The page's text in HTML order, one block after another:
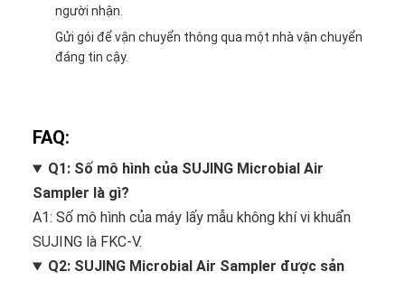
người nhận.
Gửi gói để vận chuyển thông qua một nhà vận chuyển
đáng tin cậy.
FAQ:
Q1: Số mô hình của SUJING Microbial Air
Sampler là gì?
A1: Số mô hình của máy lấy mẫu không khí vi khuẩn
SUJING là FKC-V.
Q2: SUJING Microbial Air Sampler được sản